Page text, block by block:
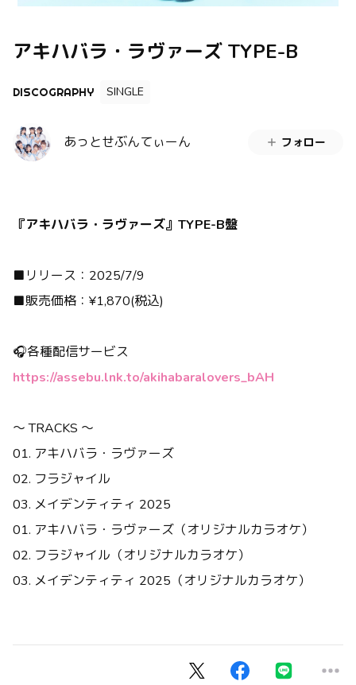
アキハバラ・ラヴァーズ TYPE-B
DISCOGRAPHY SINGLE
あっとせぶんてぃーん フォロー
『アキハバラ・ラヴァーズ』TYPE-B盤
■リリース：2025/7/9
■販売価格：¥1,870(税込)
🎧各種配信サービス
https://assebu.lnk.to/akihabaralovers_bAH
～ TRACKS ～
01. アキハバラ・ラヴァーズ
02. フラジャイル
03. メイデンティティ 2025
01. アキハバラ・ラヴァーズ（オリジナルカラオケ）
02. フラジャイル（オリジナルカラオケ）
03. メイデンティティ 2025（オリジナルカラオケ）